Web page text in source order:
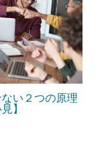
い２つの原理
】